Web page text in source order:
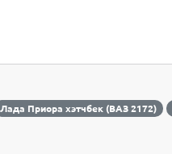
Лада Приора хэтчбек (ВАЗ 2172)